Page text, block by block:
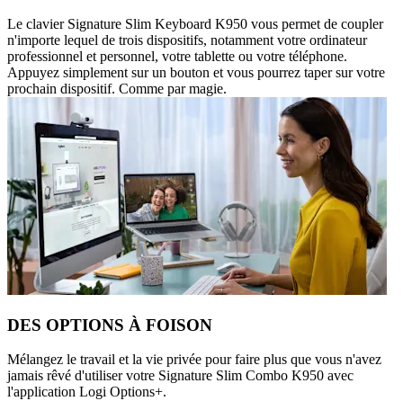
Le clavier Signature Slim Keyboard K950 vous permet de coupler
n'importe lequel de trois dispositifs, notamment votre ordinateur
professionnel et personnel, votre tablette ou votre téléphone.
Appuyez simplement sur un bouton et vous pourrez taper sur votre
prochain dispositif. Comme par magie.
DES OPTIONS À FOISON
Mélangez le travail et la vie privée pour faire plus que vous n'avez
jamais rêvé d'utiliser votre Signature Slim Combo K950 avec
l'application Logi Options+.